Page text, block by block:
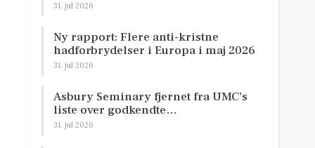
31. jul 2026
Ny rapport: Flere anti-kristne
hadforbrydelser i Europa i maj 2026
31. jul 2026
Asbury Seminary fjernet fra UMC’s
liste over godkendte…
31. jul 2026